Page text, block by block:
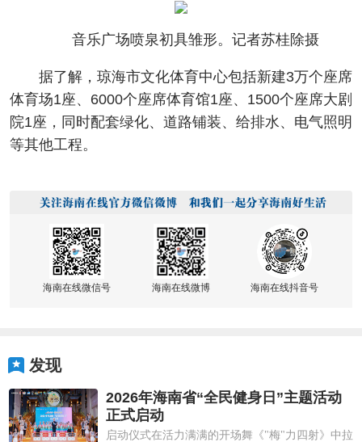
音乐广场喷泉初具雏形。记者苏桂除摄
据了解，琼海市文化体育中心包括新建3万个座席
体育场1座、6000个座席体育馆1座、1500个座席大剧
院1座，同时配套绿化、道路铺装、给排水、电气照明
等其他工程。
海南在线微信号 海南在线微博 海南在线抖音号
发现
2026年海南省“全民健身日”主题活动
正式启动
启动仪式在活力满满的开场舞《"梅"力四射》中拉